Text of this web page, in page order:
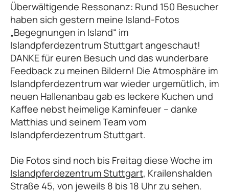
Überwältigende Ressonanz: Rund 150 Besucher
haben sich gestern meine Island-Fotos
„Begegnungen in Island“ im
Islandpferdezentrum Stuttgart angeschaut!
DANKE für euren Besuch und das wunderbare
Feedback zu meinen Bildern! Die Atmosphäre im
Islandpferdezentrum war wieder urgemütlich, im
neuen Hallenanbau gab es leckere Kuchen und
Kaffee nebst heimelige Kaminfeuer – danke
Matthias und seinem Team vom
Islandpferdezentrum Stuttgart.
Die Fotos sind noch bis Freitag diese Woche im
Islandpferdezentrum Stuttgart, Krailenshalden
Straße 45, von jeweils 8 bis 18 Uhr zu sehen.